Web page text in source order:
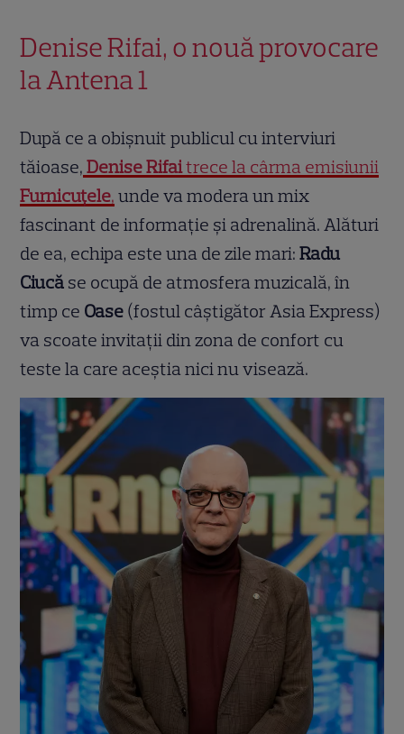
Denise Rifai, o nouă provocare
la Antena 1
După ce a obișnuit publicul cu interviuri
tăioase, Denise Rifaitrece la cârma emisiunii
Furnicuțele, unde va modera un mix
fascinant de informație și adrenalină. Alături
de ea, echipa este una de zile mari:Radu
Ciucă se ocupă de atmosfera muzicală, în
timp ce Oase (fostul câștigător Asia Express)
va scoate invitații din zona de confort cu
teste la care aceștia nici nu visează.